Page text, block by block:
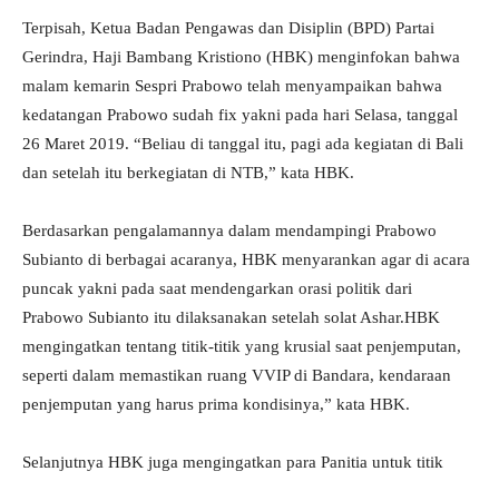
Terpisah, Ketua Badan Pengawas dan Disiplin (BPD) Partai
Gerindra, Haji Bambang Kristiono (HBK) menginfokan bahwa
malam kemarin Sespri Prabowo telah menyampaikan bahwa
kedatangan Prabowo sudah fix yakni pada hari Selasa, tanggal
26 Maret 2019. “Beliau di tanggal itu, pagi ada kegiatan di Bali
dan setelah itu berkegiatan di NTB,” kata HBK.
Berdasarkan pengalamannya dalam mendampingi Prabowo
Subianto di berbagai acaranya, HBK menyarankan agar di acara
puncak yakni pada saat mendengarkan orasi politik dari
Prabowo Subianto itu dilaksanakan setelah solat Ashar.HBK
mengingatkan tentang titik-titik yang krusial saat penjemputan,
seperti dalam memastikan ruang VVIP di Bandara, kendaraan
penjemputan yang harus prima kondisinya,” kata HBK.
Selanjutnya HBK juga mengingatkan para Panitia untuk titik